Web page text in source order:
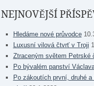
NEJNOVĚJŠÍ
Hledáme nové průvodce
Luxusní vilová čtvrť v Troji
Ztraceným světem Petrské
Po bývalém panství
Po zákoutích první, druhé